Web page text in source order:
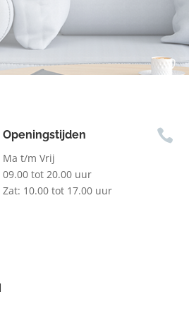
Openingstijden
Ma t/m Vrij
09.00 tot 20.00 uur
Zat: 10.00 tot 17.00 uur
